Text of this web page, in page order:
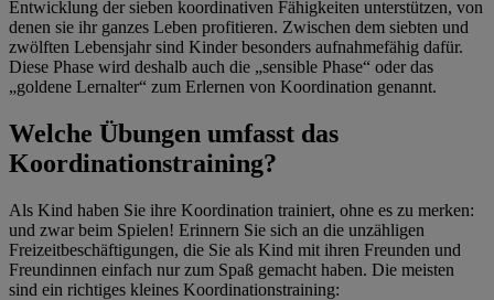
Entwicklung der sieben koordinativen Fähigkeiten unterstützen, von
denen sie ihr ganzes Leben profitieren. Zwischen dem siebten und
zwölften Lebensjahr sind Kinder besonders aufnahmefähig dafür.
Diese Phase wird deshalb auch die „sensible Phase“ oder das
„goldene Lernalter“ zum Erlernen von Koordination genannt.
Welche Übungen umfasst das
Koordinationstraining?
Als Kind haben Sie ihre Koordination trainiert, ohne es zu merken:
und zwar beim Spielen! Erinnern Sie sich an die unzähligen
Freizeitbeschäftigungen, die Sie als Kind mit ihren Freunden und
Freundinnen einfach nur zum Spaß gemacht haben. Die meisten
sind ein richtiges kleines Koordinationstraining: